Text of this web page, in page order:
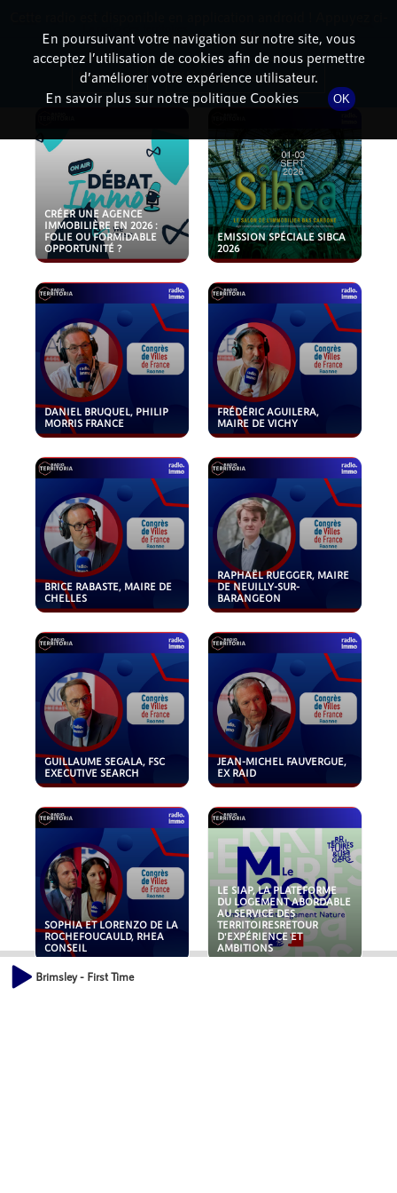
PODCASTS
CRÉER UNE AGENCE
IMMOBILIÈRE EN 2026 :
FOLIE OU FORMIDABLE
OPPORTUNITÉ ?
EMISSION SPÉCIALE SIBCA
2026
DANIEL BRUQUEL, PHILIP
MORRIS FRANCE
FRÉDÉRIC AGUILERA,
MAIRE DE VICHY
BRICE RABASTE, MAIRE DE
CHELLES
RAPHAËL RUEGGER, MAIRE
DE NEUILLY-SUR-
BARANGEON
GUILLAUME SEGALA, FSC
EXECUTIVE SEARCH
JEAN-MICHEL FAUVERGUE,
EX RAID
SOPHIA ET LORENZO DE LA
ROCHEFOUCAULD, RHEA
CONSEIL
LE SIAP, LA PLATEFORME
DU LOGEMENT ABORDABLE
AU SERVICE DES
TERRITOIRESRETOUR
D'EXPÉRIENCE ET
AMBITIONS
Brimsley - First Time
En poursuivant votre navigation sur notre site, vous
acceptez l’utilisation de cookies afin de nous permettre
d’améliorer votre expérience utilisateur.
En savoir plus sur notre politique Cookies
OK
dessous pour l'installer.
Non merci Télécharger l'application